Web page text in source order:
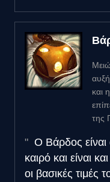
και
της
Ο Βάρδος είναι
καιρό και είναι
οι βασικές τιμές